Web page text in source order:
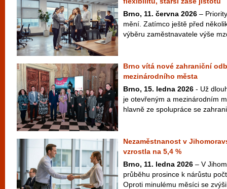
Brno, 11. června 2026 –
mění. Zatímco ještě před
výběru zaměstnavatele výše
Brno vítá nové zahraniční
mezinárodního města
Brno, 15. ledna 2026 - Už
je otevřeným a mezinárodním
hlavně ze spolupráce se
Nezaměstnanost v
vzrostla na 5,4 %
Brno, 11. ledna 2026 – V
průběhu prosince k nárůstu
Oproti minulému měsíci se